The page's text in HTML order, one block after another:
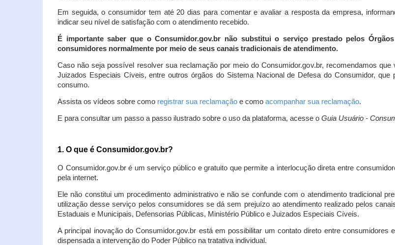
Em seguida, o consumidor tem até 20 dias para comentar e avaliar a resposta da empresa,
indicar seu nível de satisfação com o atendimento recebido.
É importante saber que o Consumidor.gov.br não substitui o serviço prestado pelos
consumidores normalmente por meio de seus canais tradicionais de atendimento.
Caso não seja possível resolver sua reclamação por meio do Consumidor.gov.br, recomendamos
Juizados Especiais Cíveis, entre outros órgãos do Sistema Nacional de Defesa do Consumidor,
consumo.
Assista os vídeos sobre como registrar sua reclamação e como acompanhar sua reclamação.
E para consultar um passo a passo ilustrado sobre o uso da plataforma, acesse o Guia Usuário -
1. O que é Consumidor.gov.br?
O Consumidor.gov.br é um serviço público e gratuito que permite a interlocução direta entre
pela internet.
Ele não constitui um procedimento administrativo e não se confunde com o atendimento tradicional
utilização desse serviço pelos consumidores se dá sem prejuízo ao atendimento realizado pelos
Estaduais e Municipais, Defensorias Públicas, Ministério Público e Juizados Especiais Cíveis.
A principal inovação do Consumidor.gov.br está em possibilitar um contato direto entre
dispensada a intervenção do Poder Público na tratativa individual.